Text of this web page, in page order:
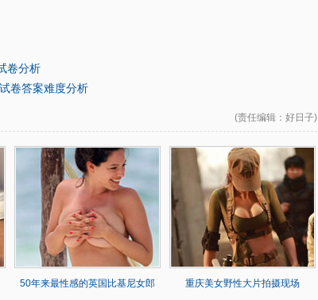
卷分析
卷答案难度分析
(责任编辑 ：好日子)
50年来最性感的英国比基尼女郎 重庆美女野性大片拍摄现场